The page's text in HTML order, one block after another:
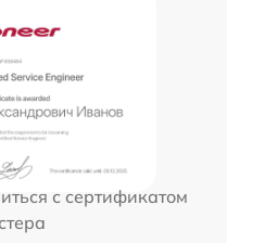
с сертификатом